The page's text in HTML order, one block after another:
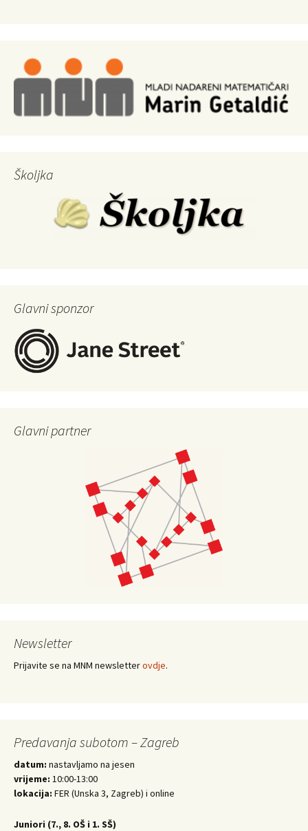
Školjka
Glavni sponzor
Glavni partner
Newsletter
Prijavite se na MNM newsletterovdje.
Predavanja subotom – Zagreb
datum: nastavljamo na jesen
vrijeme: 10:00-13:00
lokacija: FER (Unska 3, Zagreb) i online
Juniori (7., 8. OŠ i 1. SŠ)